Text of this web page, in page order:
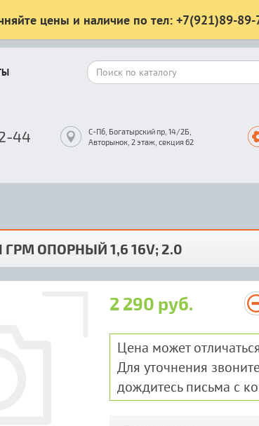
цены и наличие по тел: +7(921)89-
44
С-Пб, Богатырский пр, 14/2Б,
Авторынок, 2 этаж, секция 62
ОПОРНЫЙ 1,6 16V; 2.0
2 290 руб.
Цена может
Для уточнения
дождитесь письма с